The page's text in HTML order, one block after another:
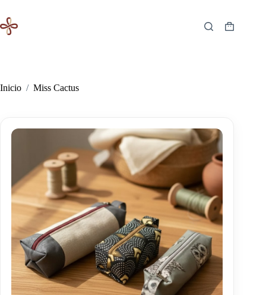
contenido
Carro
Inicio / Miss Cactus